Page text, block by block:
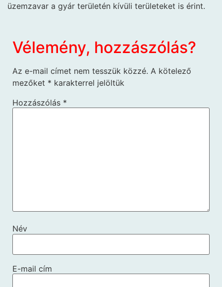
üzemzavar a gyár területén kívüli területeket is érint.
Vélemény, hozzászólás?
Az e-mail címet nem tesszük közzé. A kötelező
mezőket * karakterrel jelöltük
Hozzászólás *
Név
E-mail cím